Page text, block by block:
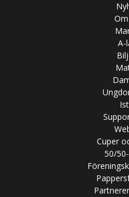
A-
Cuper
50/